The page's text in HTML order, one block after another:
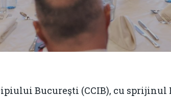
Bucureşti (CCIB), cu